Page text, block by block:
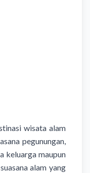
wisata alam
pegunungan,
keluarga maupun
alam yang